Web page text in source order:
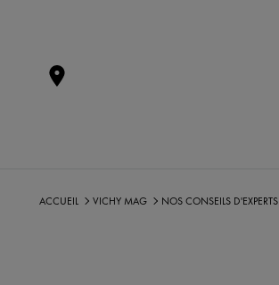
ACCUEIL VICHY MAG NOS CONSEILS D'EXPERTS